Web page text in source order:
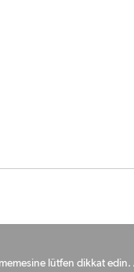
lütfen dikkat